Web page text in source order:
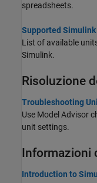
spreadsheets.
Supported
List of available
Simulink.
Risoluzione
Troubleshooting
Use Model Advisor
unit settings.
Informazioni
Introduction to